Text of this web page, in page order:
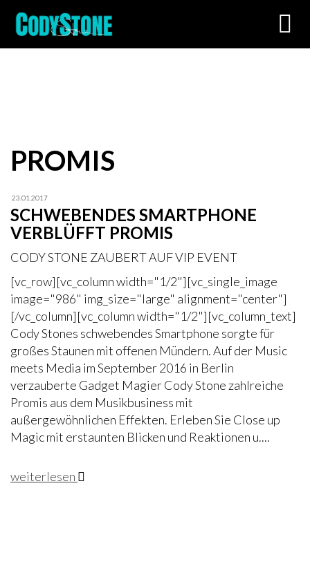
PROMIS
23.01.2017
SCHWEBENDES SMARTPHONE
VERBLÜFFT PROMIS
CODY STONE ZAUBERT AUF VIP EVENT
[vc_row][vc_column width="1/2"][vc_single_image
image="986" img_size="large" alignment="center"]
[/vc_column][vc_column width="1/2"][vc_column_text]
Cody Stones schwebendes Smartphone sorgte für
großes Staunen mit offenen Mündern. Auf der Music
meets Media im September 2016 in Berlin
verzauberte Gadget Magier Cody Stone zahlreiche
Promis aus dem Musikbusiness mit
außergewöhnlichen Effekten. Erleben Sie Close up
Magic mit erstaunten Blicken und Reaktionen u....
weiterlesen